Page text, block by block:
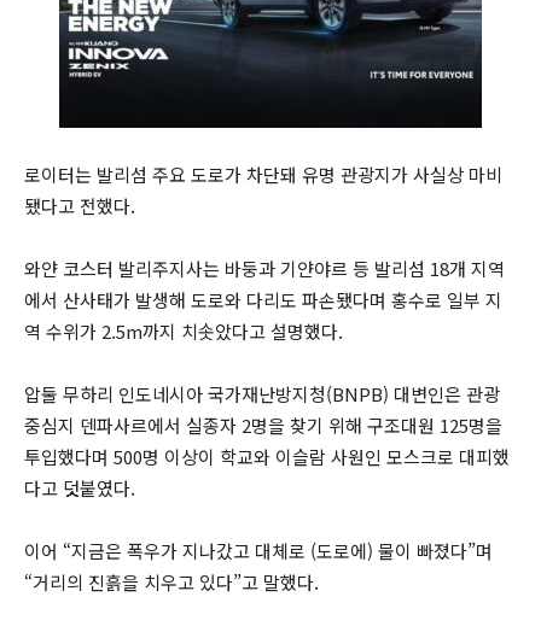
로이터는 발리섬 주요 도로가 차단돼 유명 관광지가 사실상 마비
됐다고 전했다.
와얀 코스터 발리주지사는 바둥과 기얀야르 등 발리섬 18개 지역
에서 산사태가 발생해 도로와 다리도 파손됐다며 홍수로 일부 지
역 수위가 2.5m까지 치솟았다고 설명했다.
압둘 무하리 인도네시아 국가재난방지청(BNPB) 대변인은 관광
중심지 덴파사르에서 실종자 2명을 찾기 위해 구조대원 125명을
투입했다며 500명 이상이 학교와 이슬람 사원인 모스크로 대피했
다고 덧붙였다.
이어 “지금은 폭우가 지나갔고 대체로 (도로에) 물이 빠졌다”며
“거리의 진흙을 치우고 있다”고 말했다.